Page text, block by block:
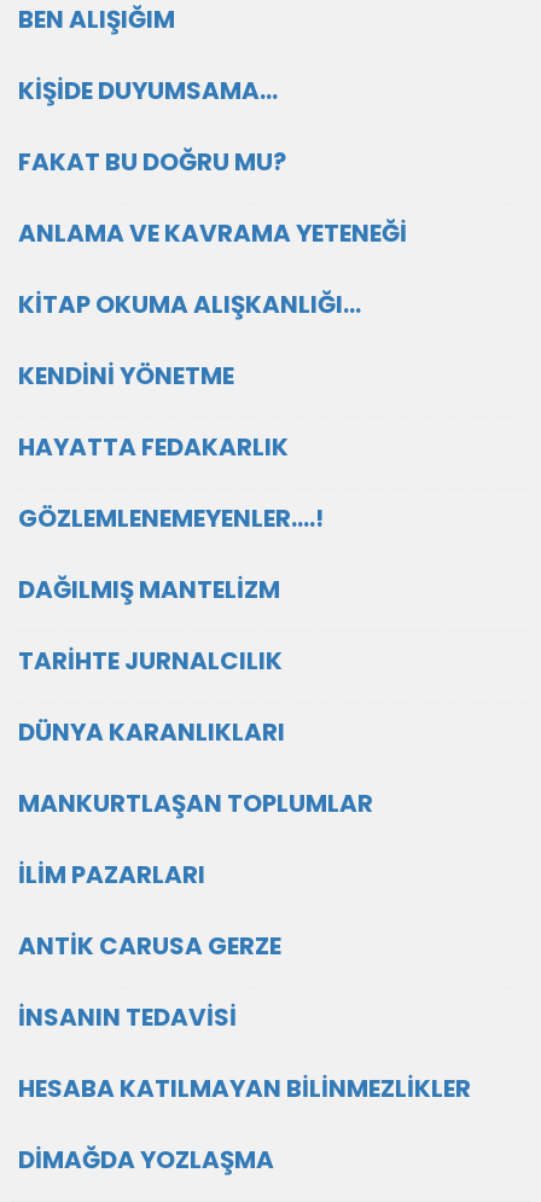
BEN ALIŞIĞIM
KİŞİDE DUYUMSAMA…
FAKAT BU DOĞRU MU?
ANLAMA VE KAVRAMA YETENEĞİ
KİTAP OKUMA ALIŞKANLIĞI…
KENDİNİ YÖNETME
HAYATTA FEDAKARLIK
GÖZLEMLENEMEYENLER….!
DAĞILMIŞ MANTELİZM
TARİHTE JURNALCILIK
DÜNYA KARANLIKLARI
MANKURTLAŞAN TOPLUMLAR
İLİM PAZARLARI
ANTİK CARUSA GERZE
İNSANIN TEDAVİSİ
HESABA KATILMAYAN BİLİNMEZLİKLER
DİMAĞDA YOZLAŞMA